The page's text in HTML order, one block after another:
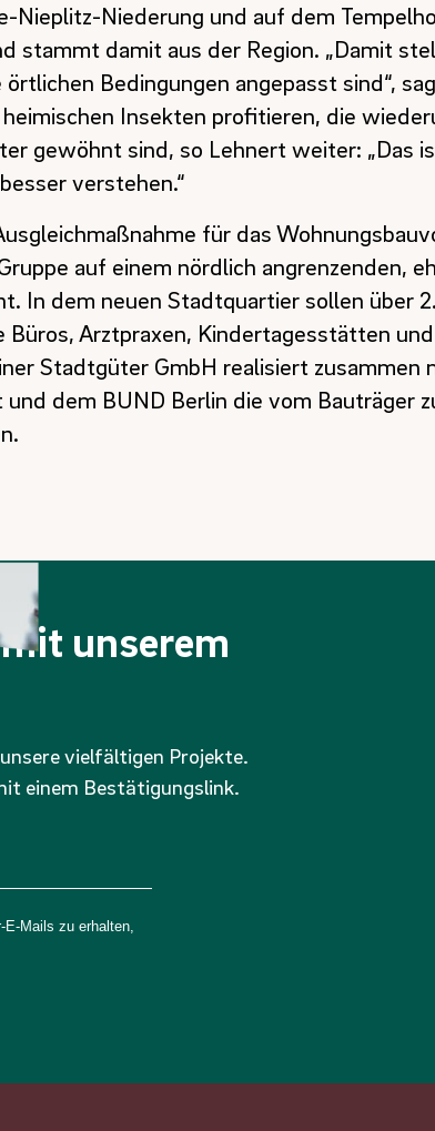
Nieplitz-Niederung und auf dem
stammt damit aus der Region. „Damit
Bedingungen angepasst sind“,
Insekten profitieren, die
gewöhnt sind, so Lehnert weiter: „Das
verstehen.“
für das
auf einem nördlich angrenzenden,
In dem neuen Stadtquartier sollen über
Büros, Arztpraxen, Kindertagesstätten
Stadtgüter GmbH realisiert zusammen
dem BUND Berlin die vom Bauträger
unserem
vielfältigen Projekte.
einem Bestätigungslink.
Mails zu erhalten,